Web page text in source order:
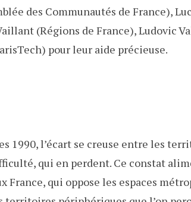
des Communautés de France),
(Régions de France), Ludovic
pour leur aide précieuse.
1990, l’écart se creuse entre les
qui en perdent. Ce constat
France, qui oppose les espaces